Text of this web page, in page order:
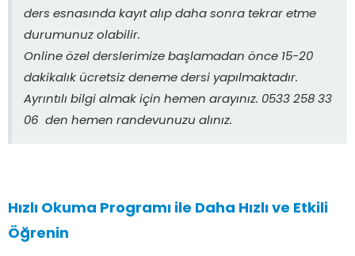
ders esnasında kayıt alıp daha sonra tekrar etme
durumunuz olabilir.
Online özel derslerimize başlamadan önce 15-20
dakikalık ücretsiz deneme dersi yapılmaktadır.
Ayrıntılı bilgi almak için hemen arayınız. 0533 258 33
06 den hemen randevunuzu alınız.
Hızlı Okuma Programı ile Daha Hızlı ve Etkili
Öğrenin